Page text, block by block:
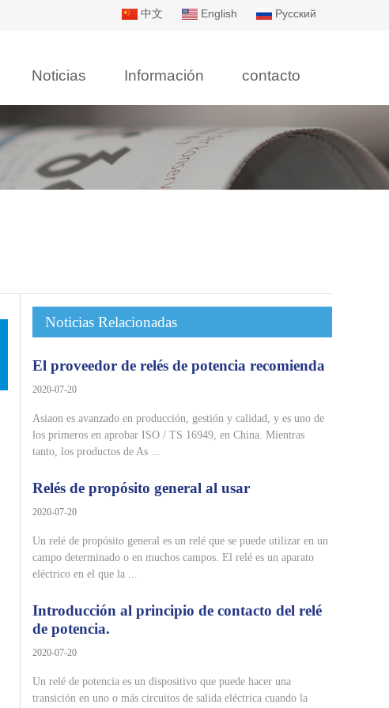
中文 English Русский
Noticias Información contacto
Noticias Relacionadas
El proveedor de relés de potencia recomienda
2020-07-20
Asiaon es avanzado en producción, gestión y calidad, y es uno de
los primeros en aprobar ISO / TS 16949, en China. Mientras
tanto, los productos de As ...
Relés de propósito general al usar
2020-07-20
Un relé de propósito general es un relé que se puede utilizar en un
campo determinado o en muchos campos. El relé es un aparato
eléctrico en el que la ...
Introducción al principio de contacto del relé
de potencia.
2020-07-20
Un relé de potencia es un dispositivo que puede hacer una
transición en uno o más circuitos de salida eléctrica cuando la